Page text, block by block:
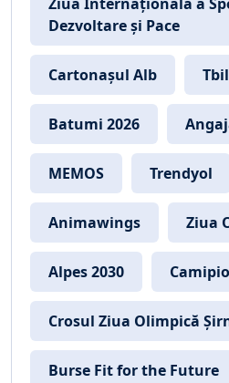
Dezvoltare și Pace
Cartonașul Alb
Batumi 2026
MEMOS Trendyol
Animawings Ziua
Alpes 2030
Crosul Ziua Olimpică
Burse Fit for the Future